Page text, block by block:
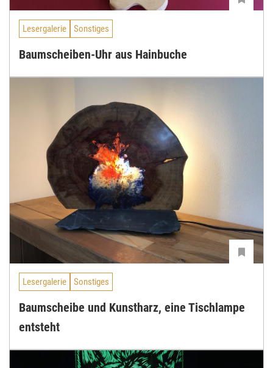
Lesergalerie Sonstiges
Baumscheiben-Uhr aus Hainbuche
Lesergalerie Sonstiges
Baumscheibe und Kunstharz, eine Tischlampe
entsteht